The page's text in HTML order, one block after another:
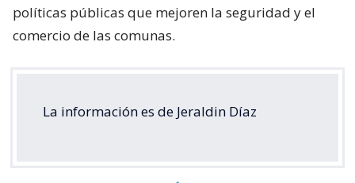
políticas públicas que mejoren la seguridad y el
comercio de las comunas.
La información es de Jeraldin Díaz